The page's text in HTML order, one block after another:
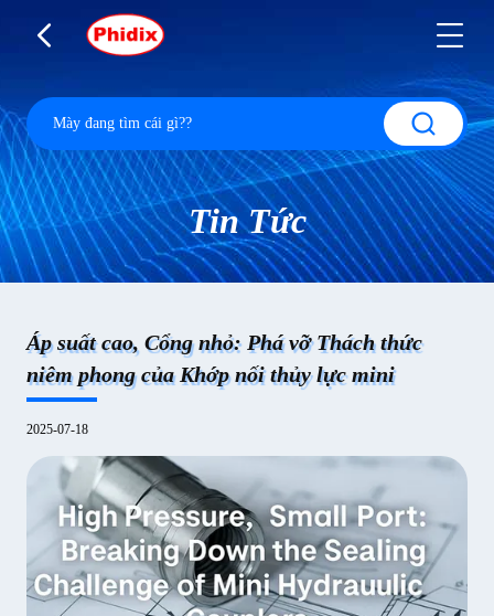
Tin Tức
Áp suất cao, Cổng nhỏ: Phá vỡ Thách thức
niêm phong của Khớp nối thủy lực mini
2025-07-18